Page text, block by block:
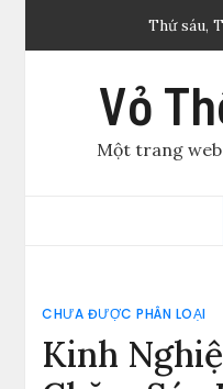
Thứ sáu,
Vỏ
Một trang
CHƯA ĐƯỢC PHÂN LOẠI
Kinh